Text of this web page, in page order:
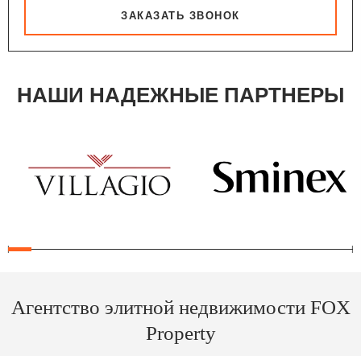
ЗАКАЗАТЬ ЗВОНОК
НАШИ НАДЕЖНЫЕ ПАРТНЕРЫ
Агентство элитной недвижимости FOX
Property